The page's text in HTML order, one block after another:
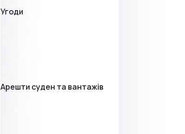
Угоди
Арешти суден та вантажів